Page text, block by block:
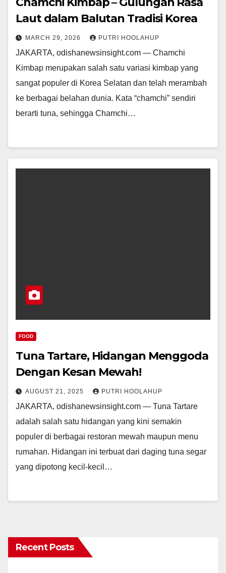
Laut dalam Balutan Tradisi Korea
MARCH 29, 2026 PUTRI HOOLAHUP
JAKARTA, odishanewsinsight.com — Chamchi
Kimbap merupakan salah satu variasi kimbap yang
sangat populer di Korea Selatan dan telah merambah
ke berbagai belahan dunia. Kata “chamchi” sendiri
berarti tuna, sehingga Chamchi…
FOOD
Tuna Tartare, Hidangan Menggoda
Dengan Kesan Mewah!
AUGUST 21, 2025 PUTRI HOOLAHUP
JAKARTA, odishanewsinsight.com — Tuna Tartare
adalah salah satu hidangan yang kini semakin
populer di berbagai restoran mewah maupun menu
rumahan. Hidangan ini terbuat dari daging tuna segar
yang dipotong kecil-kecil…
Recent Posts